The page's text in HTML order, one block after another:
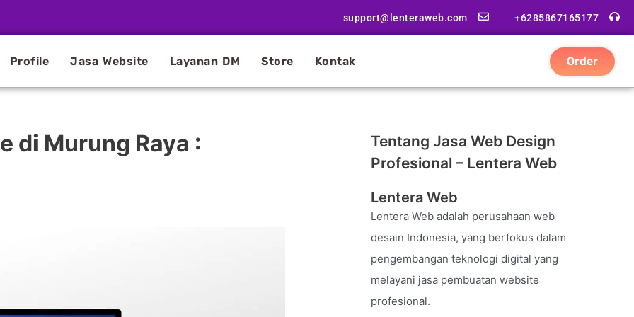
support@lenteraweb.com +6285867165177
Profile Jasa Website Layanan DM Store Kontak Order
di Murung Raya :
Tentang Jasa Web Design
Profesional – Lentera Web
Lentera Web
Lentera Web adalah perusahaan web
desain Indonesia, yang berfokus dalam
pengembangan teknologi digital yang
melayani jasa pembuatan website
profesional.